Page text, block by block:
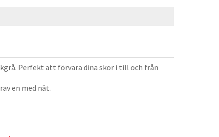
Perfekt att förvara dina skor i till och från
en med nät.